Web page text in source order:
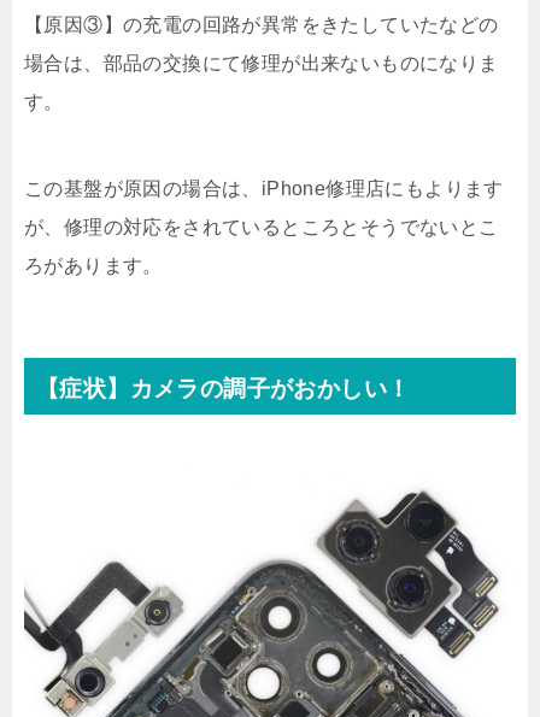
【原因③】の充電の回路が異常をきたしていたなどの
場合は、部品の交換にて修理が出来ないものになりま
す。
この基盤が原因の場合は、iPhone修理店にもよります
が、修理の対応をされているところとそうでないとこ
ろがあります。
【症状】カメラの調子がおかしい！